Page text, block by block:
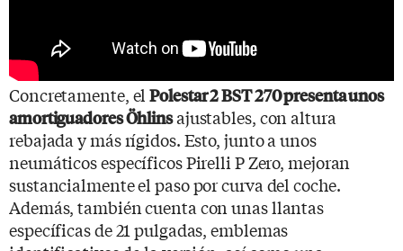
Concretamente, elPolestar 2 BST 270 presenta unos
amortiguadores Öhlinsajustables, con altura
rebajada y más rígidos. Esto, junto a unos
neumáticos específicos Pirelli P Zero, mejoran
sustancialmente el paso por curva del coche.
Además, también cuenta con unas llantas
específicas de 21 pulgadas, emblemas